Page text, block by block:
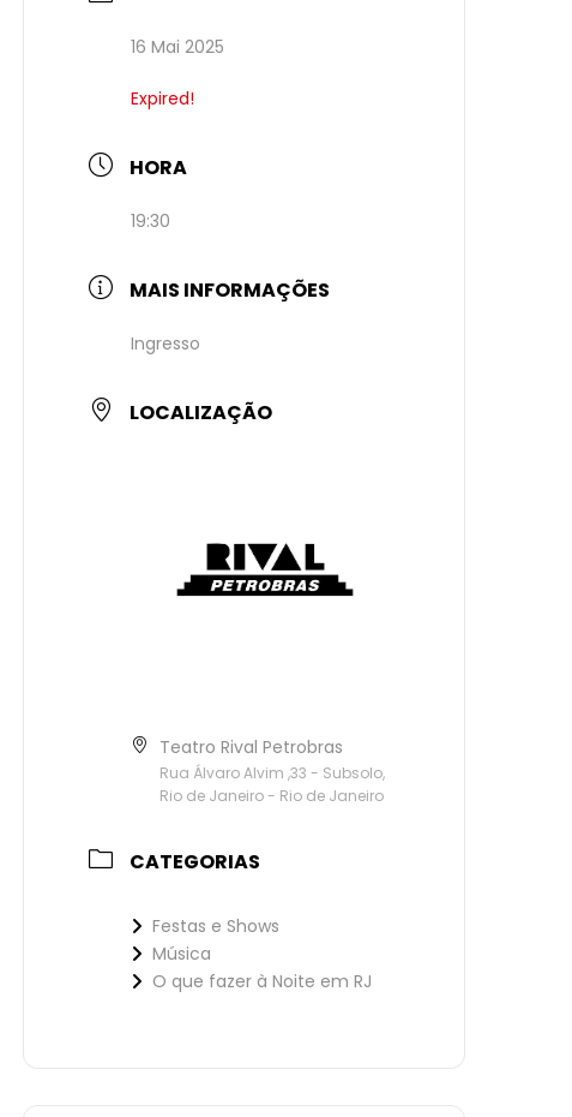
16 Mai 2025
Expired!
HORA
19:30
MAIS INFORMAÇÕES
Ingresso
LOCALIZAÇÃO
Teatro Rival Petrobras
Rua Álvaro Alvim ,33 - Subsolo,
Rio de Janeiro - Rio de Janeiro
CATEGORIAS
Festas e Shows
Música
O que fazer à Noite em RJ